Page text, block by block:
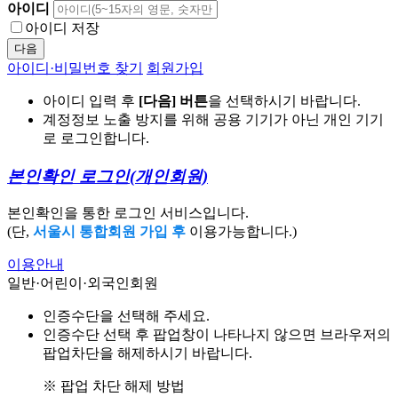
아이디
아이디 저장
다음
아이디·비밀번호 찾기 회원가입
아이디 입력 후 [다음] 버튼을 선택하시기 바랍니다.
계정정보 노출 방지를 위해 공용 기기가 아닌 개인 기기
로 로그인합니다.
본인확인 로그인(개인회원)
본인확인을 통한 로그인 서비스입니다.
(단, 서울시 통합회원 가입 후 이용가능합니다.)
이용안내
일반·어린이·외국인회원
인증수단을 선택해 주세요.
인증수단 선택 후 팝업창이 나타나지 않으면 브라우저의
팝업차단을 해제하시기 바랍니다.
※ 팝업 차단 해제 방법